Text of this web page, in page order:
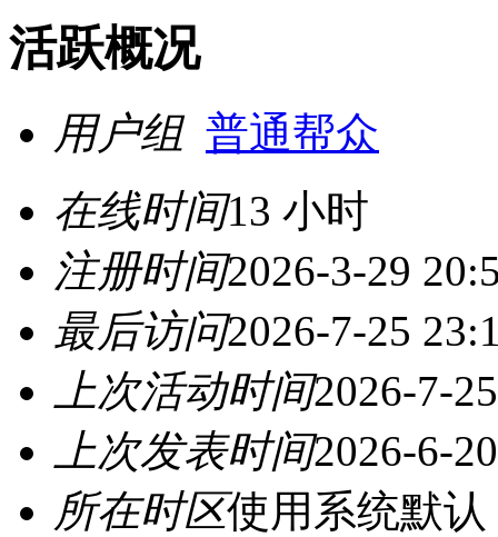
活跃概况
用户组 普通帮众
在线时间13 小时
注册时间2026-3-29
最后访问2026-7-25
上次活动时间2026-7-
上次发表时间2026-6-
所在时区使用系统默认